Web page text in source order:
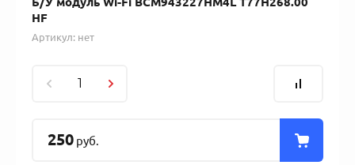
HF
Артикул: нет
250 руб.